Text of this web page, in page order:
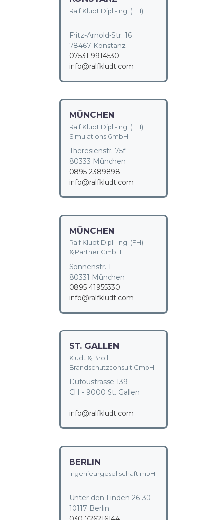
Ralf Kludt Dipl.-Ing. (FH)
Fritz-Arnold-Str. 16
78467 Konstanz
07531 9914530
info@ralfkludt.com
MÜNCHEN
Ralf Kludt Dipl.-Ing. (FH)
Simulations GmbH
Theresienstr. 75f
80333 München
0895 2389898
info@ralfkludt.com
MÜNCHEN
Ralf Kludt Dipl.-Ing. (FH)
& Partner GmbH
Sonnenstr. 1
80331 München
0895 41955330
info@ralfkludt.com
ST. GALLEN
Kludt & Broll
Brandschutzconsult GmbH
Dufoustrasse 139
CH - 9000 St. Gallen
-
info@ralfkludt.com
BERLIN
Ingenieurgesellschaft mbH
Unter den Linden 26-30
10117 Berlin